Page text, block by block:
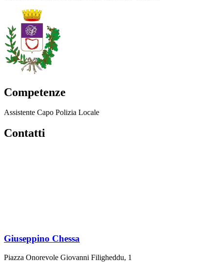
Competenze
Assistente Capo Polizia Locale
Contatti
Giuseppino Chessa
Piazza Onorevole Giovanni Filigheddu, 1